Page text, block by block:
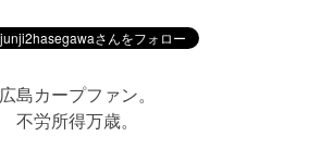
広島カープファン。
不労所得万歳。